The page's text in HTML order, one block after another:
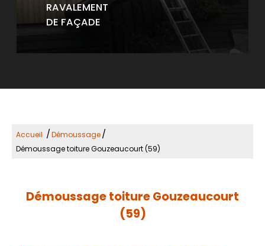
RAVALEMENT
DE FAÇADE
Accueil /Démoussage/
Démoussage toiture Gouzeaucourt (59)
Démoussage toiture Gouzeaucourt
(59)